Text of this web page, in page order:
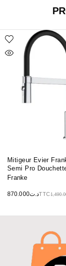
Mitigeur Evier
Semi Pro
Franke
د.ت870.000 TTC